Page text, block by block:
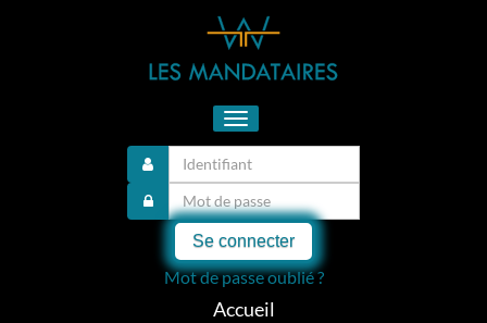
Toggle
navigation
Se connecter
Mot de passe oublié ?
Accueil